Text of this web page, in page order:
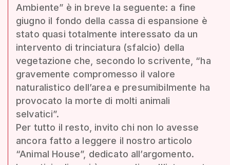
Ambiente” è in breve la seguente: a fine
giugno il fondo della cassa di espansione è
stato quasi totalmente interessato da un
intervento di trinciatura (sfalcio) della
vegetazione che, secondo lo scrivente, “ha
gravemente compromesso il valore
naturalistico dell’area e presumibilmente ha
provocato la morte di molti animali
selvatici”.
Per tutto il resto, invito chi non lo avesse
ancora fatto a leggere il nostro articolo
“Animal House”, dedicato all’argomento.